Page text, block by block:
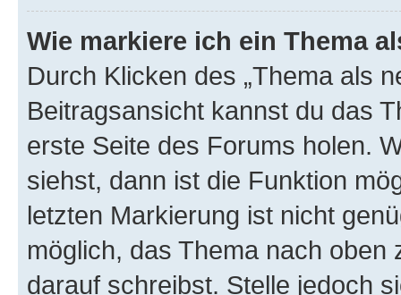
Wie markiere ich ein Thema
Durch Klicken des „Thema als
Beitragsansicht kannst du das
erste Seite des Forums holen.
siehst, dann ist die Funktion
letzten Markierung ist nicht
möglich, das Thema nach oben
darauf schreibst. Stelle jedoch